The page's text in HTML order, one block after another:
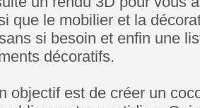
que le mobilier et la
si besoin et enfin une
décoratifs.
objectif est de créer un